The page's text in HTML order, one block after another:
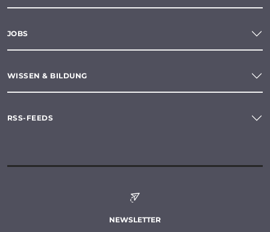
JOBS
WISSEN & BILDUNG
RSS-FEEDS
NEWSLETTER